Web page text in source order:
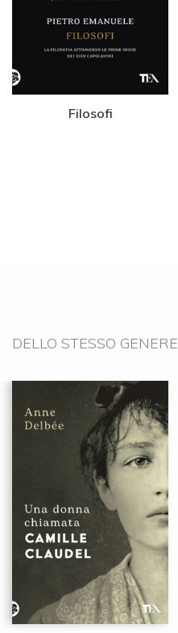
Filosofi
DELLO STESSO GENERE